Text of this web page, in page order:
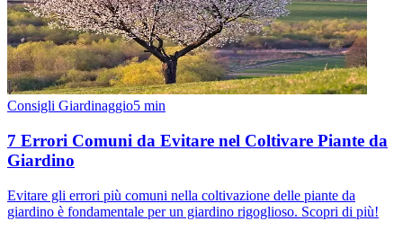
Consigli Giardinaggio5 min
7 Errori Comuni da Evitare nel Coltivare Piante da
Giardino
Evitare gli errori più comuni nella coltivazione delle piante da
giardino è fondamentale per un giardino rigoglioso. Scopri di più!